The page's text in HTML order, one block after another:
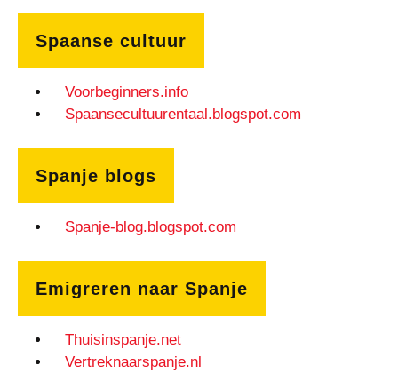
Spaanse cultuur
Voorbeginners.info
Spaansecultuurentaal.blogspot.com
Spanje blogs
Spanje-blog.blogspot.com
Emigreren naar Spanje
Thuisinspanje.net
Vertreknaarspanje.nl